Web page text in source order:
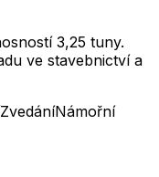
3,25 tuny.
ve stavebnictví a
ZvedáníNámořní